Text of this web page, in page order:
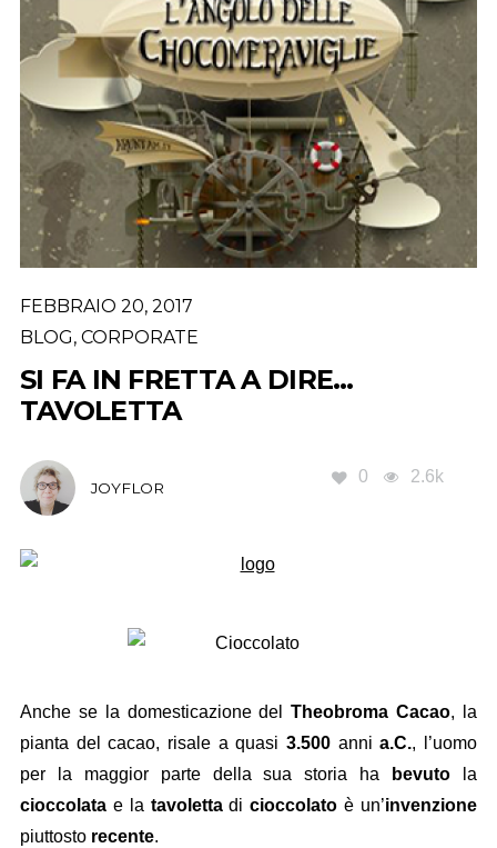
FEBBRAIO 20, 2017
BLOG, CORPORATE
SI FA IN FRETTA A DIRE…
TAVOLETTA
JOYFLOR
0 2.6k
Anche se la domesticazione delTheobroma Cacao, la
pianta del cacao, risale a quasi3.500 annia.C., l’uomo
per la maggior parte della sua storia ha
bevuto la
cioccolata e la tavolettadicioccolato è un’invenzione
piuttosto recente.